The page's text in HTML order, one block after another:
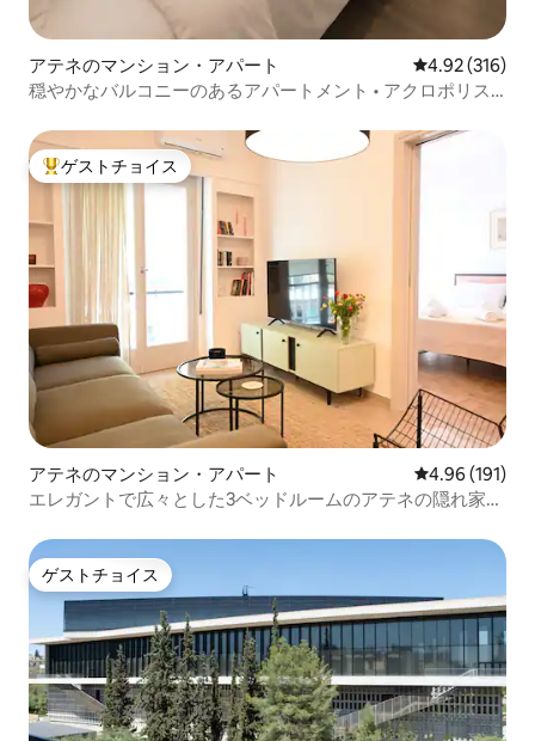
アテネのマンション・アパート レビュー316
4.92 (316)
穏やかなバルコニーのあるアパートメント • アクロポリス
大好評のゲストチョイスです。
ゲストチョイス
アテネのマンション・アパート レビュー191
4.96 (191)
エレガントで広々とした3ベッドルームのアテネの隠れ家、
ゲストチョイス
ゲストチョイス